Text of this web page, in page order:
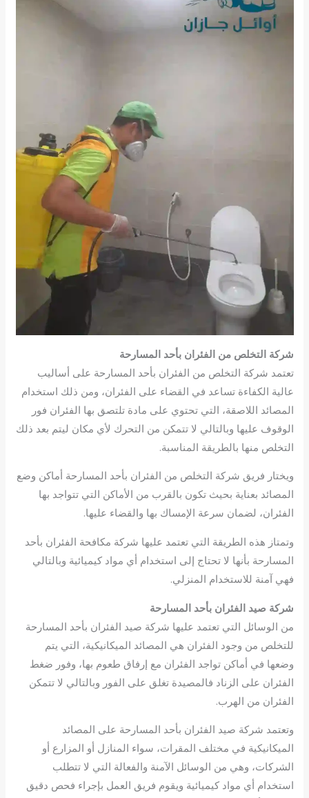
شركة التخلص من الفئران بأحد المسارحة
تعتمد شركة التخلص من الفئران بأحد المسارحة على أساليب
عالية الكفاءة تساعد في القضاء على الفئران، ومن ذلك استخدام
المصائد اللاصقة، التي تحتوي على مادة تلتصق بها الفئران فور
الوقوف عليها وبالتالي لا تتمكن من التحرك لأي مكان ليتم بعد ذلك
التخلص منها بالطريقة المناسبة.
ويختار فريق شركة التخلص من الفئران بأحد المسارحة أماكن وضع
المصائد بعناية بحيث تكون بالقرب من الأماكن التي تتواجد بها
الفئران، لضمان سرعة الإمساك بها والقضاء عليها.
وتمتاز هذه الطريقة التي تعتمد عليها شركة مكافحة الفئران بأحد
المسارحة بأنها لا تحتاج إلى استخدام أي مواد كيميائية وبالتالي
فهي آمنة للاستخدام المنزلي.
شركة صيد الفئران بأحد المسارحة
من الوسائل التي تعتمد عليها شركة صيد الفئران بأحد المسارحة
للتخلص من وجود الفئران هي المصائد الميكانيكية، التي يتم
وضعها في أماكن تواجد الفئران مع إرفاق طعوم بها، وفور ضغط
الفئران على الزناد فالمصيدة تغلق على الفور وبالتالي لا تتمكن
الفئران من الهرب.
وتعتمد شركة صيد الفئران بأحد المسارحة على المصائد
الميكانيكية في مختلف المقرات، سواء المنازل أو المزارع أو
الشركات، وهي من الوسائل الآمنة والفعالة التي لا تتطلب
استخدام أي مواد كيميائية ويقوم فريق العمل بإجراء فحص دقيق